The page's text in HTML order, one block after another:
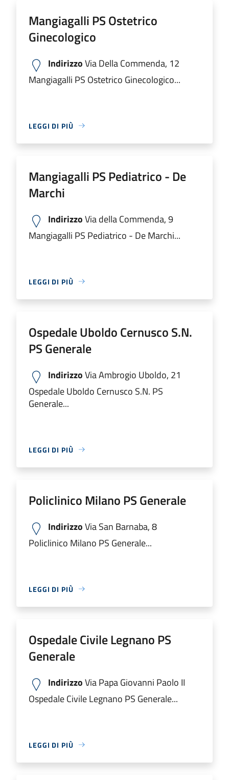
Mangiagalli PS Ostetrico
Ginecologico
IndirizzoVia Della Commenda, 12
Mangiagalli PS Ostetrico Ginecologico...
LEGGI DI PIÙ
Mangiagalli PS Pediatrico - De
Marchi
IndirizzoVia della Commenda, 9
Mangiagalli PS Pediatrico - De Marchi...
LEGGI DI PIÙ
Ospedale Uboldo Cernusco S.N.
PS Generale
IndirizzoVia Ambrogio Uboldo, 21
Ospedale Uboldo Cernusco S.N. PS
Generale...
LEGGI DI PIÙ
Policlinico Milano PS Generale
IndirizzoVia San Barnaba, 8
Policlinico Milano PS Generale...
LEGGI DI PIÙ
Ospedale Civile Legnano PS
Generale
IndirizzoVia Papa Giovanni Paolo II
Ospedale Civile Legnano PS Generale...
LEGGI DI PIÙ